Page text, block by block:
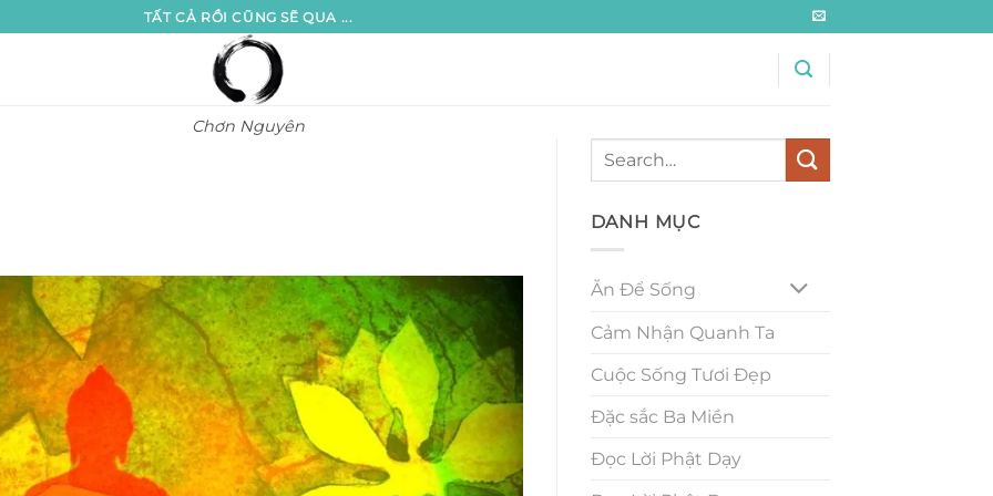
TẤT CẢ RỒI CŨNG SẼ QUA ...
Chơn Nguyên
DANH MỤC
Ăn Để Sống
Cảm Nhận Quanh Ta
Cuộc Sống Tươi Đẹp
Đặc sắc Ba Miền
Đọc Lời Phật Dạy